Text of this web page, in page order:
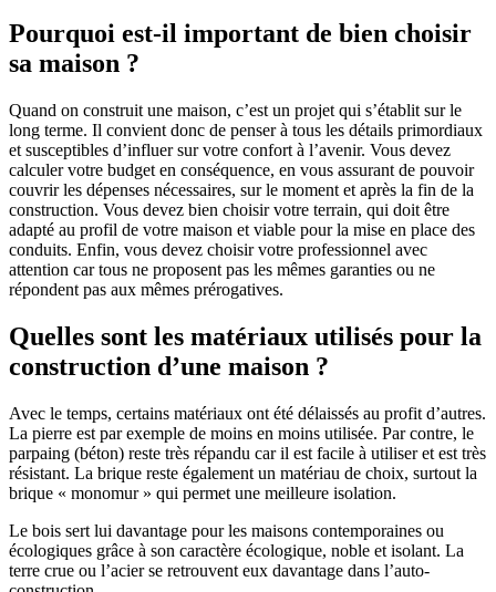
Pourquoi est-il important de bien choisir
sa maison ?
Quand on construit une maison, c’est un projet qui s’établit sur le
long terme. Il convient donc de penser à tous les détails primordiaux
et susceptibles d’influer sur votre confort à l’avenir. Vous devez
calculer votre budget en conséquence, en vous assurant de pouvoir
couvrir les dépenses nécessaires, sur le moment et après la fin de la
construction. Vous devez bien choisir votre terrain, qui doit être
adapté au profil de votre maison et viable pour la mise en place des
conduits. Enfin, vous devez choisir votre professionnel avec
attention car tous ne proposent pas les mêmes garanties ou ne
répondent pas aux mêmes prérogatives.
Quelles sont les matériaux utilisés pour la
construction d’une maison ?
Avec le temps, certains matériaux ont été délaissés au profit d’autres.
La pierre est par exemple de moins en moins utilisée. Par contre, le
parpaing (béton) reste très répandu car il est facile à utiliser et est très
résistant. La brique reste également un matériau de choix, surtout la
brique « monomur » qui permet une meilleure isolation.
Le bois sert lui davantage pour les maisons contemporaines ou
écologiques grâce à son caractère écologique, noble et isolant. La
terre crue ou l’acier se retrouvent eux davantage dans l’auto-